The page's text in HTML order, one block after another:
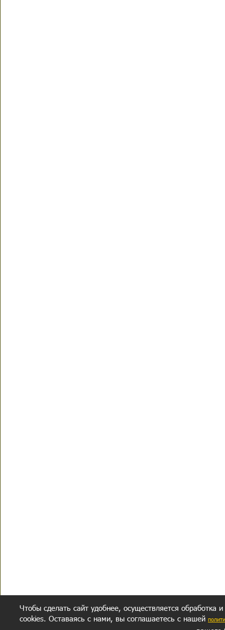
Чтобы сделать сайт удобнее, осуществляется обработка
cookies. Оставаясь с нами, вы соглашаетесь с нашей